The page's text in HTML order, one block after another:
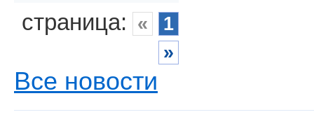
страница: «
1
»
Все новости